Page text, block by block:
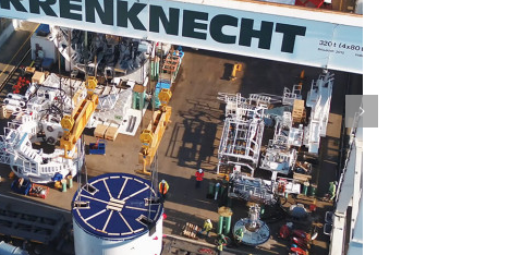
SCHWERIN |
IMAGETEASER